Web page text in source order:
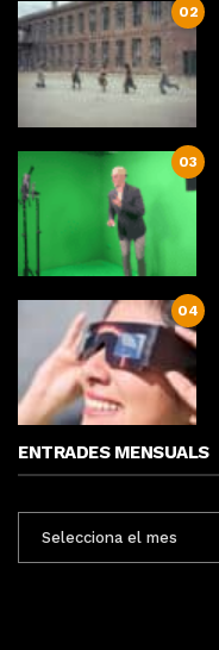
02
03
04
ENTRADES MENSUALS
MENSUALS